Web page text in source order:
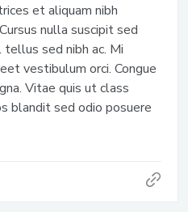
et aliquam nibh
nulla suscipit sed
sed nibh ac. Mi
vestibulum orci. Congue
Vitae quis ut class
blandit sed odio posuere